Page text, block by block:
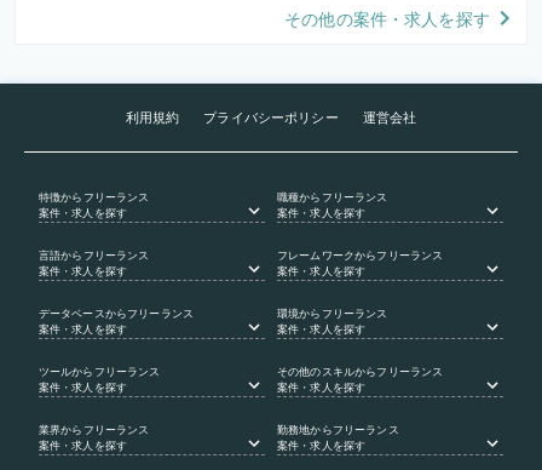
その他の案件・求人を探す
利用規約 プライバシーポリシー 運営会社
特徴からフリーランス
案件・求人を探す
職種からフリーランス
案件・求人を探す
言語からフリーランス
案件・求人を探す
フレームワークからフリーランス
案件・求人を探す
データベース からフリーランス
案件・求人を探す
環境からフリーランス
案件・求人を探す
ツールからフリーランス
案件・求人を探す
その他のスキルからフリーランス
案件・求人を探す
業界からフリーランス
案件・求人を探す
勤務地からフリーランス
案件・求人を探す